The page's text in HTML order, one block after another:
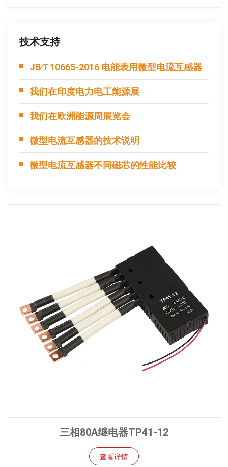
技术支持
JB∕T 10665-2016 电能表用微型电流互感器
我们在印度电力电工能源展
我们在欧洲能源周展览会
微型电流互感器的技术说明
微型电流互感器不同磁芯的性能比较
三相80A继电器TP41-12
查看详情